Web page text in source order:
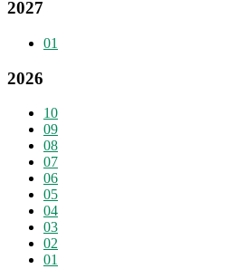
2027
01
2026
10
09
08
07
06
05
04
03
02
01